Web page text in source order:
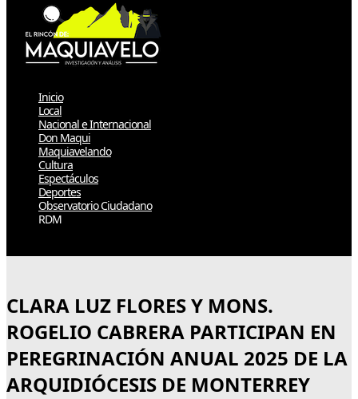
Inicio
Local
Nacional e Internacional
Don Maqui
Maquiavelando
Cultura
Espectáculos
Deportes
Observatorio Ciudadano
RDM
CLARA LUZ FLORES Y MONS.
ROGELIO CABRERA PARTICIPAN EN
PEREGRINACIÓN ANUAL 2025 DE LA
ARQUIDIÓCESIS DE MONTERREY